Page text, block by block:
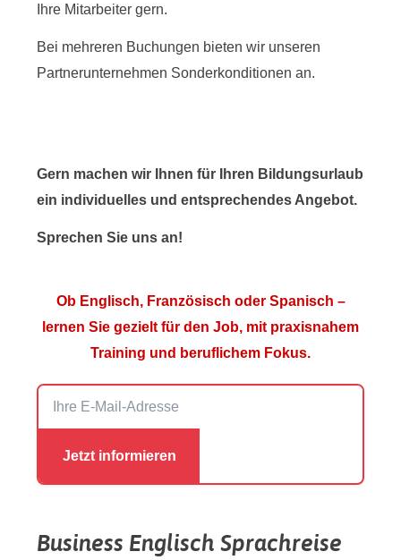
Ihre Mitarbeiter gern.
Bei mehreren Buchungen bieten wir unseren
Partnerunternehmen Sonderkonditionen an.
Gern machen wir Ihnen für Ihren Bildungsurlaub
ein individuelles und entsprechendes Angebot.
Sprechen Sie uns an!
Ob Englisch, Französisch oder Spanisch –
lernen Sie gezielt für den Job, mit praxisnahem
Training und beruflichem Fokus.
Business Englisch Sprachreise